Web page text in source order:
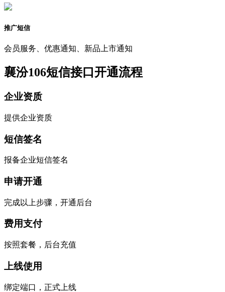
推广短信
会员服务、优惠通知、新品上市通知
襄汾106短信接口开通流程
企业资质
提供企业资质
短信签名
报备企业短信签名
申请开通
完成以上步骤，开通后台
费用支付
按照套餐，后台充值
上线使用
绑定端口，正式上线